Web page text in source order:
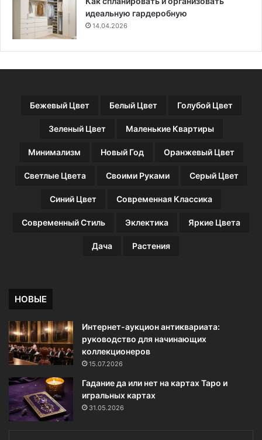
идеальную гардеробную
14.04.2026
Бежевый Цвет Белый Цвет Голубой Цвет
Зеленый Цвет Маленькие Квартиры
Минимализм Новый Год Оранжевый Цвет
Светлые Цвета Своими Руками Серый Цвет
Синий Цвет Современная Классика
Современный Стиль Эклектика Яркие Цвета
Дача Растения
НОВЫЕ
Интернет-аукцион антиквариата:
руководство для начинающих
коллекционеров
15.07.2026
Гадание да или нет на картах Таро и
игральных картах
31.05.2026